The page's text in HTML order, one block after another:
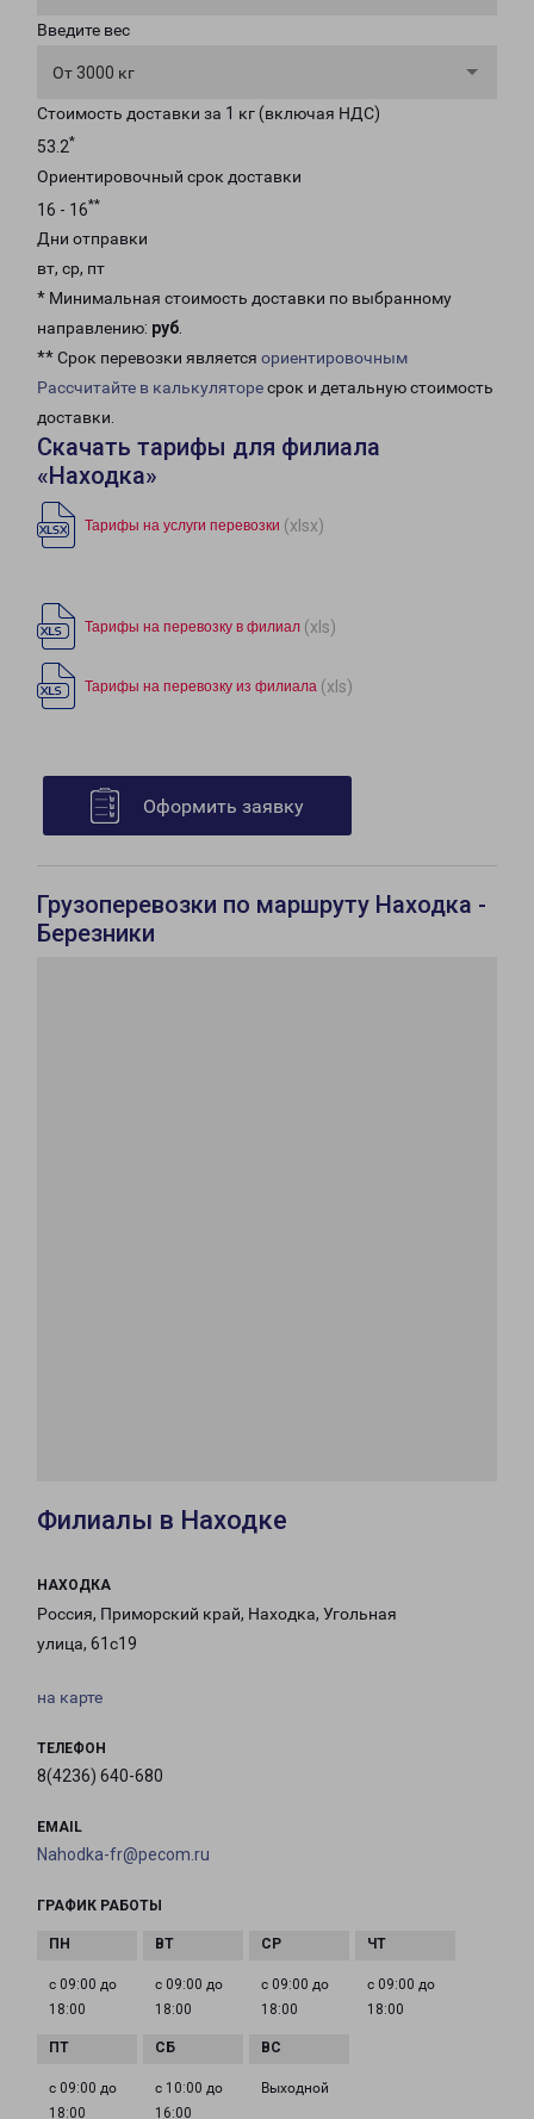
Введите вес
От 3000 кг
Стоимость доставки за 1 кг (включая НДС)
53.2*
Ориентировочный срок доставки
16 - 16**
Дни отправки
вт, ср, пт
* Минимальная стоимость доставки по выбранному
направлению: руб.
** Срок перевозки является ориентировочным
Рассчитайте в калькуляторесрок и детальную стоимость
доставки.
Скачать тарифы для филиала
«Находка»
Тарифы на услуги перевозки (xlsx)
Тарифы на перевозку в филиал (xls)
Тарифы на перевозку из филиала (xls)
Оформить заявку
Грузоперевозки по маршруту Находка -
Березники
Филиалы в Находке
НАХОДКА
Россия, Приморский край, Находка, Угольная
улица, 61с19
на карте
ТЕЛЕФОН
8(4236) 640-680
EMAIL
Nahodka-fr@pecom.ru
ГРАФИК РАБОТЫ
с 09:00 до
18:00
с 09:00 до
18:00
с 09:00 до
18:00
с 09:00 до
18:00
с 09:00 до
18:00
с 10:00 до
16:00
Выходной